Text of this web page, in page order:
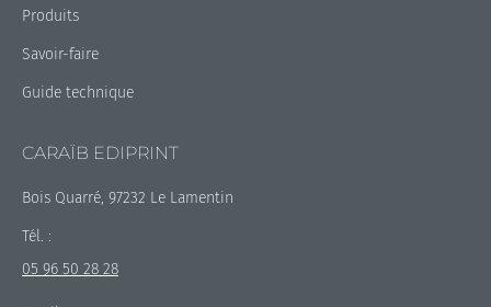
Produits
Savoir-faire
Guide technique
CARAÏB EDIPRINT
Bois Quarré, 97232 Le Lamentin
Tél. :
05 96 50 28 28